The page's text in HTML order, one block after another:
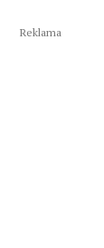
Reklama